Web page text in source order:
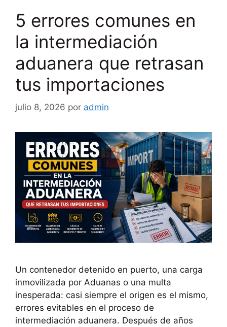
5 errores comunes en
la intermediación
aduanera que retrasan
tus importaciones
julio 8, 2026 por admin
Un contenedor detenido en puerto, una carga
inmovilizada por Aduanas o una multa
inesperada: casi siempre el origen es el mismo,
errores evitables en el proceso de
intermediación aduanera. Después de años